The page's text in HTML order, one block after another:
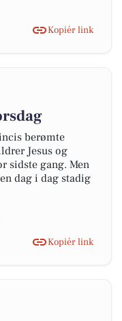
Kopiér link
berømte
Jesus og
sidste gang. Men
dag i dag stadig
Kopiér link